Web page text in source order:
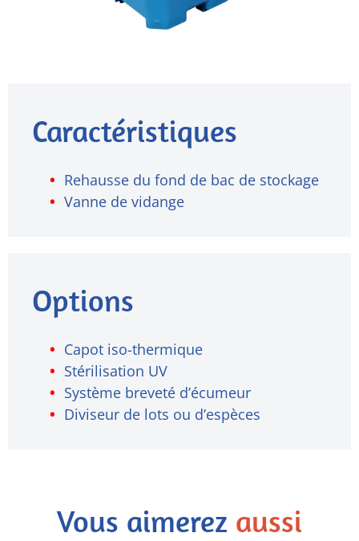
Caractéristiques
Rehausse du fond de bac de stockage
Vanne de vidange
Options
Capot iso-thermique
Stérilisation UV
Système breveté d’écumeur
Diviseur de lots ou d’espèces
Vous aimerez aussi